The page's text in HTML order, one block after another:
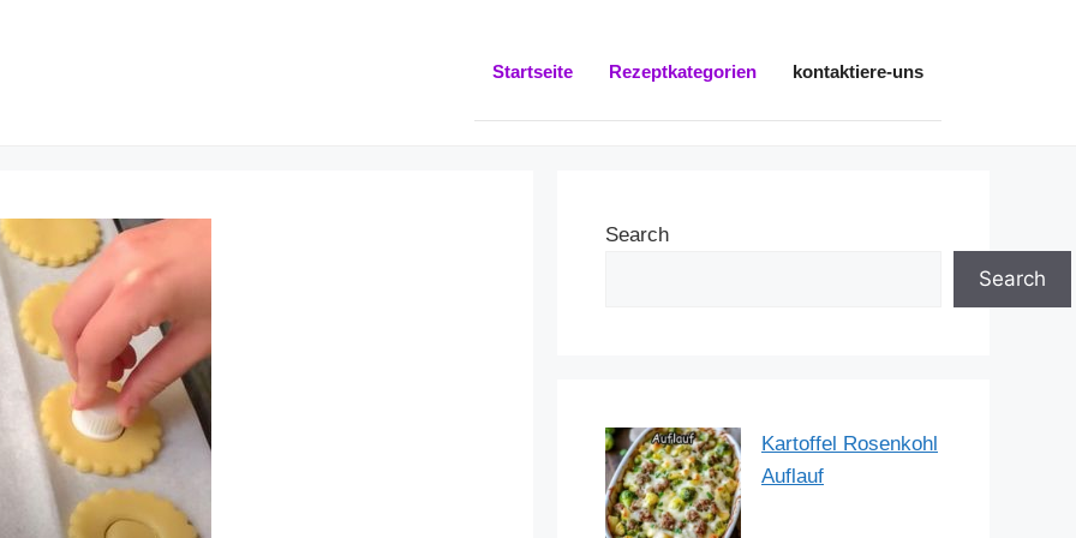
Startseite Rezeptkategorien kontaktiere-uns
Search
Search
Kartoffel Rosenkohl
Auflauf